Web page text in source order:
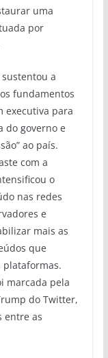
uma
por
a
fundamentos
executiva para
do governo e
ao país.
com a
o
nas redes
e
mais as
que
plataformas.
marcada pela
do Twitter,
entre as